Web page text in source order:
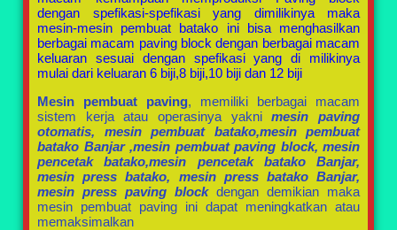
dengan spefikasi-spefikasi yang dimilikinya maka
mesin-mesin pembuat batako ini bisa menghasilkan
berbagai macam paving block dengan berbagai macam
keluaran sesuai dengan spefikasi yang di milikinya
mulai dari keluaran 6 biji,8 biji,10 biji dan 12 biji
Mesin pembuat paving, memiliki berbagai macam
sistem kerja atau operasinya yaknimesin paving
otomatis, mesin pembuat batako,mesin pembuat
batako Banjar ,mesin pembuat paving block, mesin
pencetak batako,mesin pencetak batako Banjar,
mesin press batako, mesin press batako Banjar,
mesin press paving blockdengan demikian maka
mesin pembuat paving ini dapat meningkatkan atau
memaksimalkan